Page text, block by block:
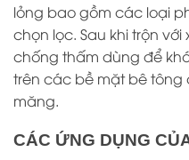
lỏng bao gồm các loại
chọn lọc. Sau khi trộn
chống thấm dùng để
trên các bề mặt bê tông
măng.
CÁC ỨNG DỤNG